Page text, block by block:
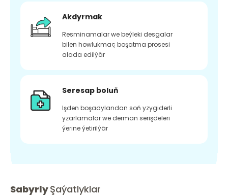
Akdyrmak
Resminamalar we beýleki desgalar
bilen howlukmaç boşatma prosesi
alada edilýär
Seresap boluň
Işden boşadylandan soň yzygiderli
yzarlamalar we derman serişdeleri
ýerine ýetirilýär
SabyrlyŞaýatlyklar